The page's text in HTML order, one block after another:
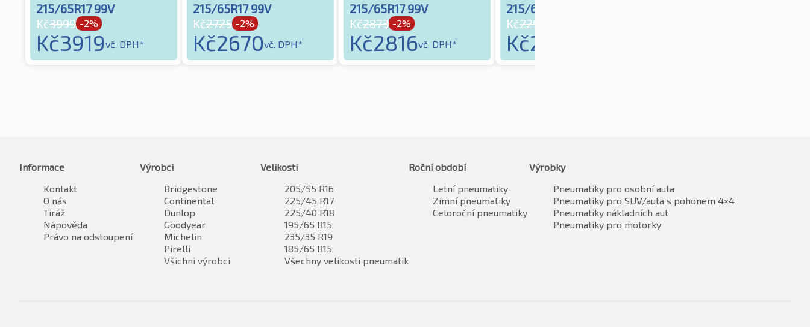
215/65R17 99V
Kč3999 -2%
Kč3919vč. DPH*
215/65R17 99V
Kč2725 -2%
Kč2670vč. DPH*
215/65R17 99V
Kč2873 -2%
Kč2816vč. DPH*
215/65R17 99H
Kč2291
Kč2245
Informace
Kontakt
O nás
Tiráž
Nápověda
Právo na odstoupení
Výrobci
Bridgestone
Continental
Dunlop
Goodyear
Michelin
Pirelli
Všichni výrobci
Velikosti
205/55 R16
225/45 R17
225/40 R18
195/65 R15
235/35 R19
185/65 R15
Všechny velikosti pneumatik
Roční období
Letní pneumatiky
Zimní pneumatiky
Celoroční pneumatiky
Výrobky
Pneumatiky pro osobní auta
Pneumatiky pro SUV/auta s pohonem 4×4
Pneumatiky nákladních aut
Pneumatiky pro motorky